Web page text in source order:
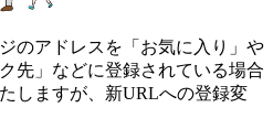
のアドレスを「お気に入り」や
先」などに登録されている場合
しますが、新URLへの登録変